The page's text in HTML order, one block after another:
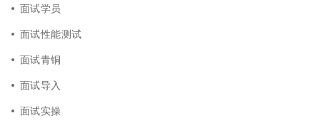
面试学员
面试性能测试
面试青铜
面试导入
面试实操